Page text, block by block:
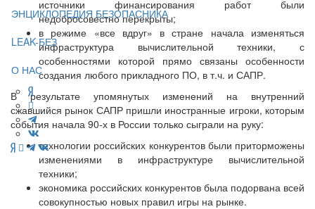
ЭНЦИКЛОПЕДИЯ БЕЗОПАСНИКА
LEAK-БЕЗ
О НАС
источники финансирования работ были
недобросовестно перекрыты;
в режиме «все вдруг» в стране начала изменяться
инфраструктура вычислительной техники, с
особенностями которой прямо связаны особенности
создания любого прикладного ПО, в т.ч. и САПР.
В результате упомянутых изменений на внутренний
сжавшийся рынок САПР пришли иностранные игроки, которым
события начала 90-х в России только сыграли на руку:
технологии российских конкурентов были приторможены
изменениями в инфраструктуре вычислительной
техники;
экономика российских конкурентов была подорвана всей
совокупностью новых правил игры на рынке.